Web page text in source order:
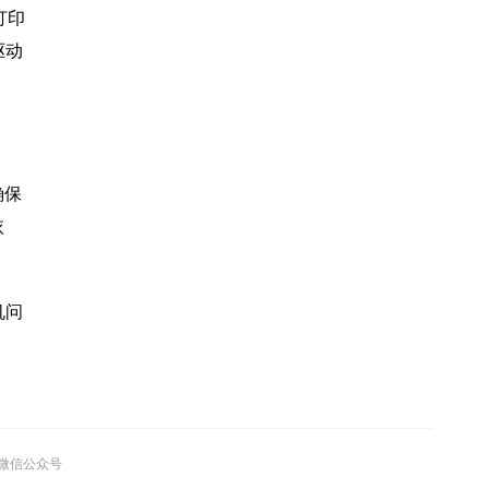
印
动
保
问
信公众号